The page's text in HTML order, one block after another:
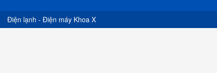
Điện lạnh - Điện máy Khoa X